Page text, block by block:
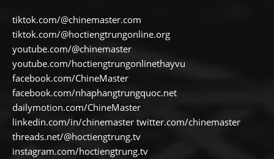
tiktok.com/@chinemaster.com
tiktok.com/@hoctiengtrungonline.org
youtube.com/@chinemaster
youtube.com/hoctiengtrungonlinethayvu
facebook.com/ChineMaster
facebook.com/nhaphangtrungquoc.net
dailymotion.com/ChineMaster
linkedin.com/in/chinemaster twitter.com/chinemaster
threads.net/@hoctiengtrung.tv
instagram.com/hoctiengtrung.tv